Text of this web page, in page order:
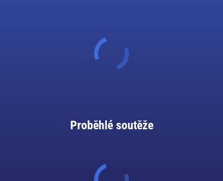
Proběhlé soutěže